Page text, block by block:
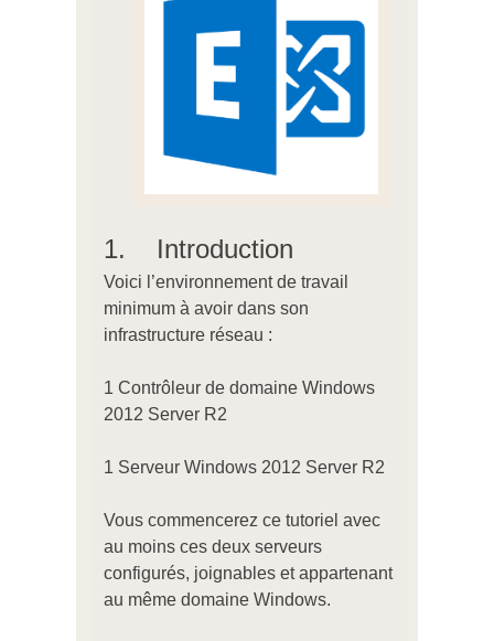
1. Introduction
Voici l’environnement de travail
minimum à avoir dans son
infrastructure réseau :
1 Contrôleur de domaine Windows
2012 Server R2
1 Serveur Windows 2012 Server R2
Vous commencerez ce tutoriel avec
au moins ces deux serveurs
configurés, joignables et appartenant
au même domaine Windows.